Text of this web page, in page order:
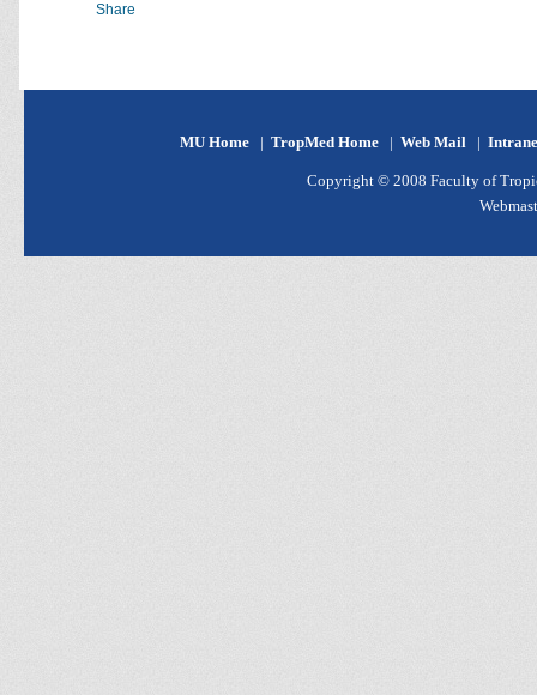
Share
MU Home | TropMed Home | Web Mail |
Copyright © 2008 Faculty of